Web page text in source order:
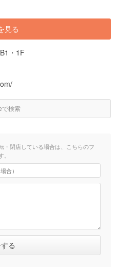
見る
・1F
で検索
・閉店している場合は、こちらのフ